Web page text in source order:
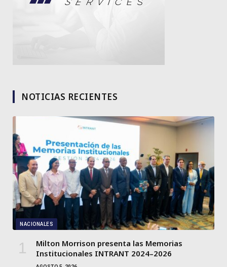
NOTICIAS RECIENTES
NACIONALES
Milton Morrison presenta las Memorias
Institucionales INTRANT 2024–2026